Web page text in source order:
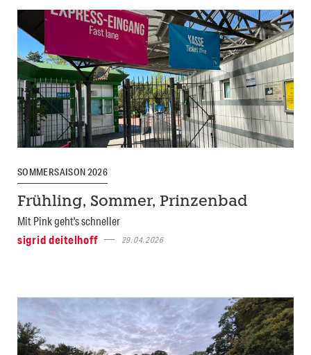
SOMMERSAISON 2026
Frühling, Sommer, Prinzenbad
Mit Pink geht's schneller
sigrid deitelhoff
29.04.2026